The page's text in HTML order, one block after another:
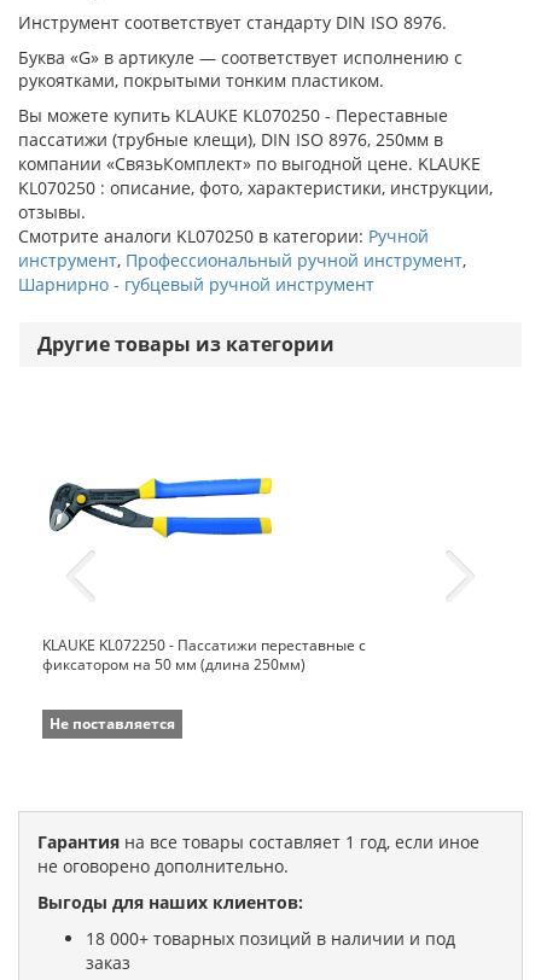
Инструмент соответствует стандарту DIN ISO 8976.
Буква «G» в артикуле — соответствует исполнению с
рукоятками, покрытыми тонким пластиком.
Вы можете купить KLAUKE KL070250 - Переставные
пассатижи (трубные клещи), DIN ISO 8976, 250мм в
компании «СвязьКомплект» по выгодной цене. KLAUKE
KL070250 : описание, фото, характеристики, инструкции,
отзывы.
Смотрите аналоги KL070250 в категории: Ручной
инструмент, Профессиональный ручной инструмент,
Шарнирно - губцевый ручной инструмент
Другие товары из категории
KLAUKE KL072250 - Пассатижи переставные с
фиксатором на 50 мм (длина 250мм)
Не поставляется
Гарантия на все товары составляет 1 год, если иное
не оговорено дополнительно.
Выгоды для наших клиентов:
18 000+ товарных позиций в наличии и под
заказ